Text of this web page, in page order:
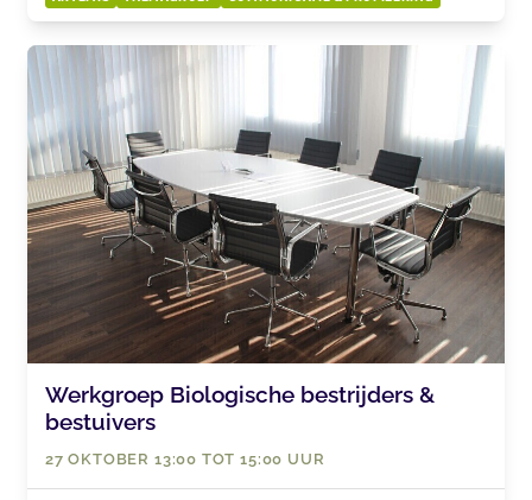
Werkgroep Biologische bestrijders &
bestuivers
27 OKTOBER 13:00 TOT 15:00 UUR